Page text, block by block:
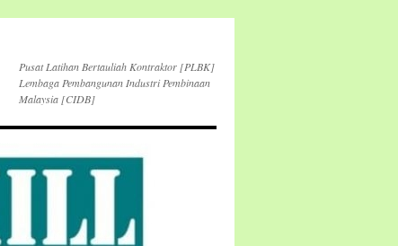
Pusat Latihan Bertauliah Kontraktor [PLBK]
Lembaga Pembangunan Industri Pembinaan
Malaysia [CIDB]